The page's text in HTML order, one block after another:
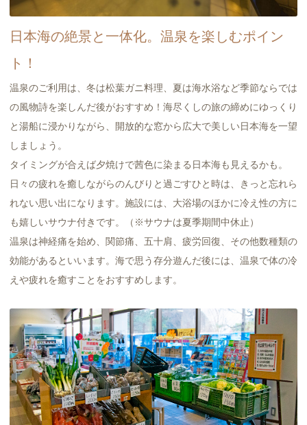
日本海の絶景と一体化。温泉を楽しむポイン
ト！
温泉のご利用は、冬は松葉ガニ料理、夏は海水浴など季節ならでは
の風物詩を楽しんだ後がおすすめ！海尽くしの旅の締めにゆっくり
と湯船に浸かりながら、開放的な窓から広大で美しい日本海を一望
しましょう。
タイミングが合えば夕焼けで茜色に染まる日本海も見えるかも。
日々の疲れを癒しながらのんびりと過ごすひと時は、きっと忘れら
れない思い出になります。施設には、大浴場のほかに冷え性の方に
も嬉しいサウナ付きです。（※サウナは夏季期間中休止）
温泉は神経痛を始め、関節痛、五十肩、疲労回復、その他数種類の
効能があるといいます。海で思う存分遊んだ後には、温泉で体の冷
えや疲れを癒すことをおすすめします。